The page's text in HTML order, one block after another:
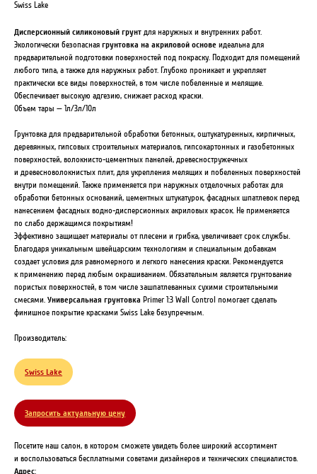
Swiss Lake
Дисперсионный силиконовый грунт для наружных и внутренних работ.
Экологически безопасная грунтовка на акриловой основе идеальна для
предварительной подготовки поверхностей под покраску. Подходит для помещений
любого типа, а также для наружных работ. Глубоко проникает и укрепляет
практически все виды поверхностей, в том числе побеленные и мелящие.
Обеспечивает высокую адгезию, снижает расход краски.
Объем тары — 1л/3л/10л
Грунтовка для предварительной обработки бетонных, оштукатуренных, кирпичных,
деревянных, гипсовых строительных материалов, гипсокартонных и газобетонных
поверхностей, волокнисто-цементных панелей, древесностружечных
и древесноволокнистых плит, для укрепления мелящих и побеленных поверхностей
внутри помещений. Также применяется при наружных отделочных работах для
обработки бетонных оснований, цементных штукатурок, фасадных шпатлевок перед
нанесением фасадных водно-дисперсионных акриловых красок. Не применяется
по слабо держащимся покрытиям!
Эффективно защищает материалы от плесени и грибка, увеличивает срок службы.
Благодаря уникальным швейцарским технологиям и специальным добавкам
создает условия для равномерного и легкого нанесения краски. Рекомендуется
к применению перед любым окрашиванием. Обязательным является грунтование
пористых поверхностей, в том числе зашпатлеванных сухими строительными
смесями. Универсальная грунтовка Primer 1:3 Wall Control помогает сделать
финишное покрытие красками Swiss Lake безупречным.
Производитель:
Swiss Lake
Запросить актуальную цену
Посетите наш салон, в котором сможете увидеть более широкий ассортимент
и воспользоваться бесплатными советами дизайнеров и технических специалистов.
Адрес: